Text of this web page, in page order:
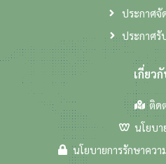
ประกาศจั
ประกาศรั
เกี่ยว
ติด
นโยบา
นโยบายการรักษาคว